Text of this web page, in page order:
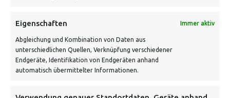
Eigenschaften Immer aktiv
Abgleichung und Kombination von Daten aus
unterschiedlichen Quellen, Verknüpfung verschiedener
Endgeräte, Identifikation von Endgeräten anhand
automatisch übermittelter Informationen.
VERSANDKOSTENHINWEIS: